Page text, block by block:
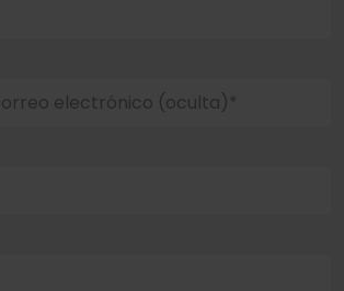
electrónico (oculta)*